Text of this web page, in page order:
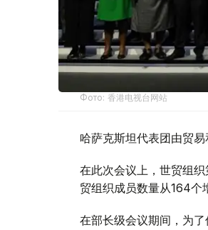
Фото: 香港电视台网站
哈萨克斯坦代表团由贸易
在此次会议上，世贸组
贸组织成员数量从164个
在部长级会议期间，为